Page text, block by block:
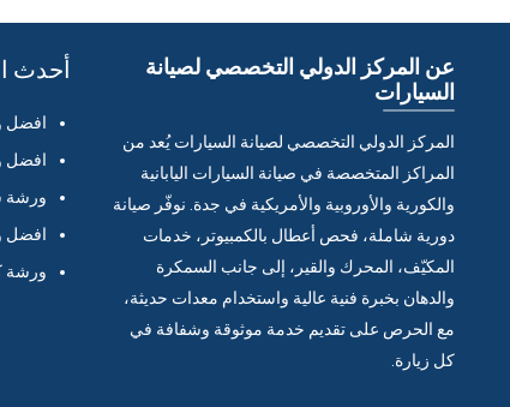
عن المركز الدولي التخصصي لصيانة
السيارات
المركز الدولي التخصصي لصيانة السيارات يُعد من
المراكز المتخصصة في صيانة السيارات اليابانية
والكورية والأوروبية والأمريكية في جدة. نوفّر صيانة
دورية شاملة، فحص أعطال بالكمبيوتر، خدمات
المكيّف، المحرك والقير، إلى جانب السمكرة
والدهان بخبرة فنية عالية واستخدام معدات حديثة،
مع الحرص على تقديم خدمة موثوقة وشفافة في
كل زيارة.
أحدث
افضل
افضل
ورشة
افضل
ورشة